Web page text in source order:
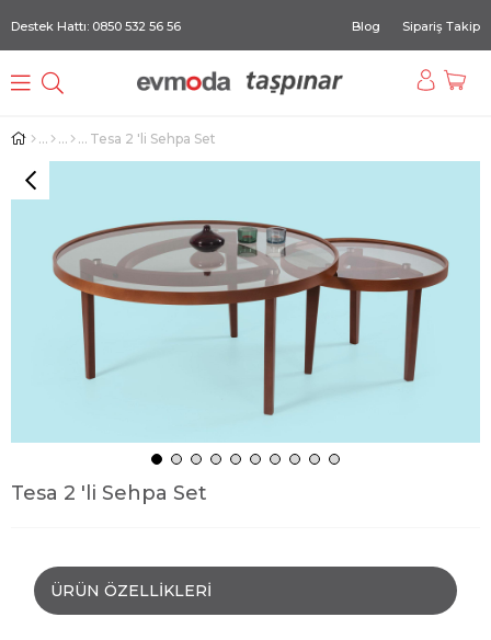
Destek Hattı: 0850 532 56 56 Blog Sipariş Takip
Tesa 2 'li Sehpa Set
Tesa 2 'li Sehpa Set
ÜRÜN ÖZELLIKLERI